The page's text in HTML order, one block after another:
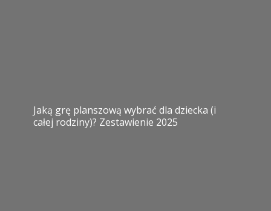
Jaką grę planszową wybrać dla dziecka (i
całej rodziny)? Zestawienie 2025